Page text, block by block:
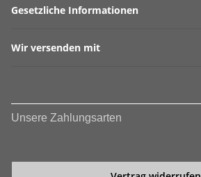
Gesetzliche Informationen
Wir versenden mit
Unsere Zahlungsarten